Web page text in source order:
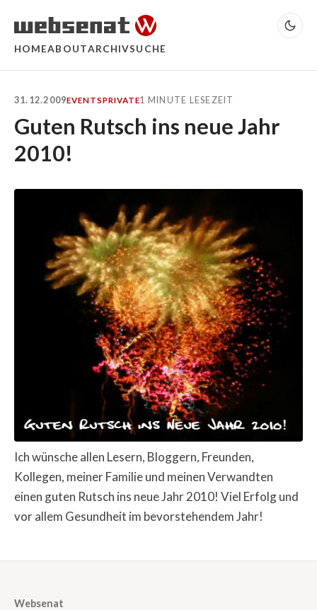
HOMEABOUTARCHIVSUCHE
31.12.2009EVENTSPRIVATE1 MINUTE LESEZEIT
Guten Rutsch ins neue Jahr
2010!
Ich wünsche allen Lesern, Bloggern, Freunden,
Kollegen, meiner Familie und meinen Verwandten
einen guten Rutsch ins neue Jahr 2010! Viel Erfolg und
vor allem Gesundheit im bevorstehendem Jahr!
Websenat